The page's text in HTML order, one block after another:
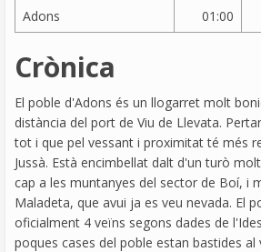
Adons
01:00
Crònica
El poble d'Adons és un llogarret molt
distància del port de Viu de Llevata.
tot i que pel vessant i proximitat té més
Jussà. Està encimbellat dalt d'un turò
cap a les muntanyes del sector de Boí, i
Maladeta, que avui ja es veu nevada. El
oficialment 4 veïns segons dades de
poques cases del poble estan bastides